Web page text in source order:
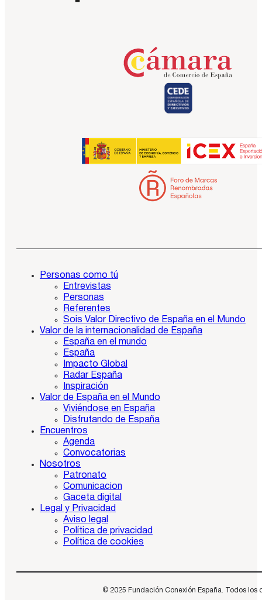
Personas como tú
Entrevistas
Personas
Referentes
Sois Valor Directivo de España en el Mundo
Valor de la internacionalidad de España
España en el mundo
España
Impacto Global
Radar España
Inspiración
Valor de España en el Mundo
Viviéndose en España
Disfrutando de España
Encuentros
Agenda
Convocatorias
Nosotros
Patronato
Comunicacion
Gaceta digital
Legal y Privacidad
Aviso legal
Política de privacidad
Política de cookies
© 2025 Fundación Conexión España. Todos los